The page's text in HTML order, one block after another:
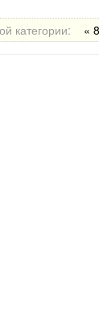
категории: «